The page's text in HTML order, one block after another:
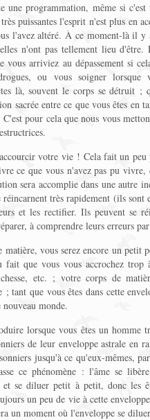
une programmation, même si
puissantes l'esprit n'est plus en
l'avez altéré. À ce moment-là il y
n'ont pas tellement lieu d'être.
vous arriviez au dépassement si
ou vous soigner lorsque
là, souvent le corps se détruit ;
sacrée entre ce que vous êtes en
pour cela que nous vous
votre vie ! Cela fait un peu
ce que vous n'avez pas pu
sera accomplie dans une autre
très rapidement (ils sont
et les rectifier. Ils peuvent se
à comprendre leurs erreurs
vous serez encore un petit
que vous vous accrochez trop
etc. ; votre corps de
tant que vous êtes dans cette
monde.
lorsque vous êtes un homme
de leur enveloppe astrale en
jusqu'à ce qu'eux-mêmes,
ce phénomène : l'âme se
et se diluer petit à petit, donc les
un peu de vie à cette
un moment où l'enveloppe se